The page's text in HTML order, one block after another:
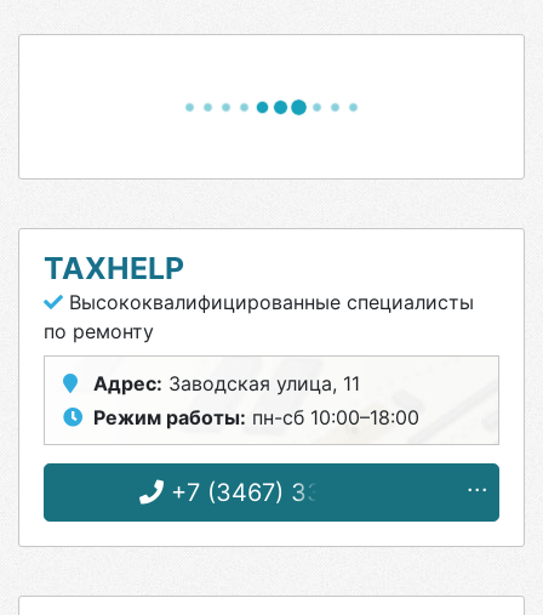
TAXHELP
Высококвалифицированные специалисты
по ремонту
Адрес: Заводская улица, 11
Режим работы: пн-сб 10:00–18:00
+7 (3467) 33-83-69